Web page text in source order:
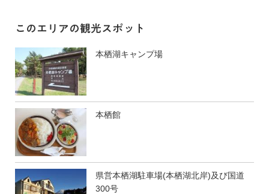
このエリアの観光スポット
本栖湖キャンプ場
本栖館
県営本栖湖駐車場(本栖湖北岸)及び国道
300号